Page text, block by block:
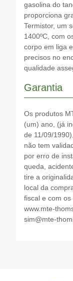
gasolina do
proporciona
Termistor, um
1400ºC, com
corpo em liga
precisos no
qualidade
Garantia
Os produtos
(um) ano, (já
de 11/09/
não tem
por erro de
queda,
tire a
local da
fiscal e com
www.mte-
sim@mte-